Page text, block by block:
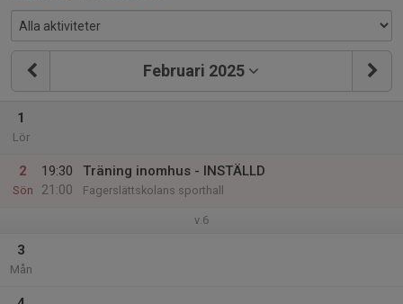
Februari 2025
1
Lör
2
Sön
19:30
21:00
Träning inomhus - INSTÄLLD
Fagerslättskolans sporthall
v.6
3
Mån